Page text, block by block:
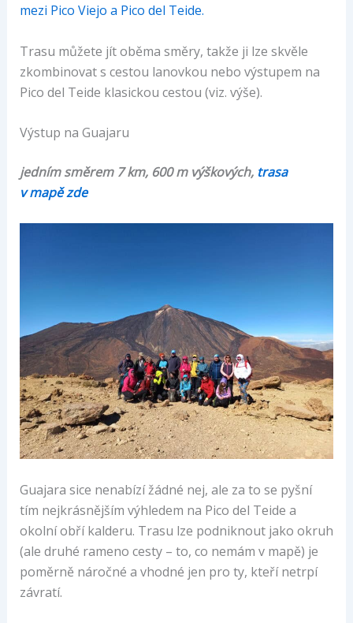
mezi Pico Viejo a Pico del Teide.
Trasu můžete jít oběma směry, takže ji lze skvěle
zkombinovat s cestou lanovkou nebo výstupem na
Pico del Teide klasickou cestou (viz. výše).
Výstup na Guajaru
jedním směrem 7 km, 600 m výškových, trasa
v mapě zde
Guajara sice nenabízí žádné nej, ale za to se pyšní
tím nejkrásnějším výhledem na Pico del Teide a
okolní obří kalderu. Trasu lze podniknout jako okruh
(ale druhé rameno cesty – to, co nemám v mapě) je
poměrně náročné a vhodné jen pro ty, kteří netrpí
závratí.